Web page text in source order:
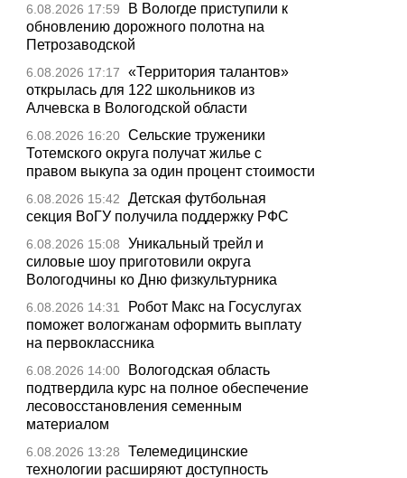
6.08.2026 17:59
В Вологде приступили к
обновлению дорожного полотна на
Петрозаводской
6.08.2026 17:17
«Территория талантов»
открылась для 122 школьников из
Алчевска в Вологодской области
6.08.2026 16:20 Сельские труженики
Тотемского округа получат жилье с
правом выкупа за один процент стоимости
6.08.2026 15:42
Детская футбольная
секция ВоГУ получила поддержку РФС
6.08.2026 15:08
Уникальный трейл и
силовые шоу приготовили округа
Вологодчины ко Дню физкультурника
6.08.2026 14:31
Робот Макс на Госуслугах
поможет вологжанам оформить выплату
на первоклассника
6.08.2026 14:00
Вологодская область
подтвердила курс на полное обеспечение
лесовосстановления семенным
материалом
6.08.2026 13:28
Телемедицинские
технологии расширяют доступность